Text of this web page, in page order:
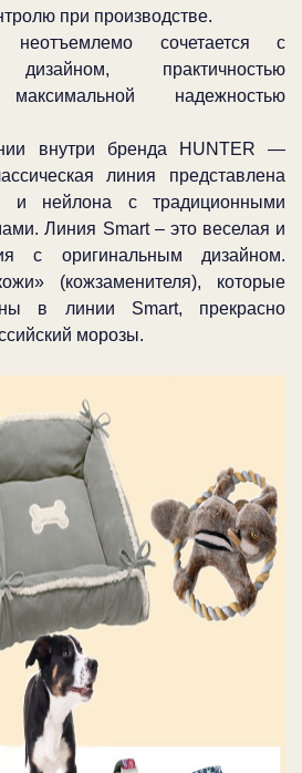
при производстве.
неотъемлемо сочетается с
дизайном, практичностью
надежностью
внутри бренда HUNTER —
линия представлена
и нейлона с традиционными
Линия Smart – это веселая и
с оригинальным дизайном.
(кожзаменителя), которые
в линии Smart, прекрасно
морозы.